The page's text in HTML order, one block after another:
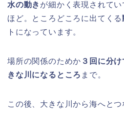
水の動き が細かく表現されて
ほど。ところどころに出てくる
トになっています。
場所の関係のためか ３回に分
きな川になるところ まで。
この後、大きな川から海へと